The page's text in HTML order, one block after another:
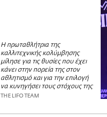
Η πρωταθλήτρια της
καλλιτεχνικής κολύμβησης
μίλησε για τις θυσίες που έχει
κάνει στην πορεία της στον
αθλητισμό και για την επιλογή
να κυνηγήσει τους στόχους της
THE LIFO TEAM